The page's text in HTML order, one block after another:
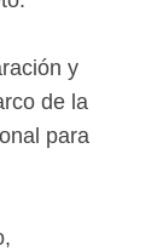
y
de la
para